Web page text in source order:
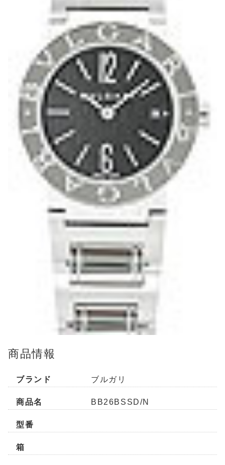
商品情報
ブランド ブルガリ
商品名 BB26BSSD/N
型番
箱